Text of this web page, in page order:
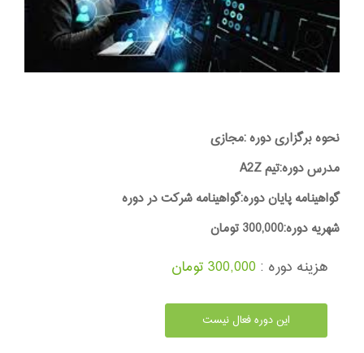
نحوه برگزاری دوره :مجازی
مدرس دوره:تیم A2Z
گواهینامه پایان دوره:گواهینامه شرکت در دوره
شهریه دوره:300,000 تومان
هزینه دوره : 300,000 تومان
این دوره فعال نیست